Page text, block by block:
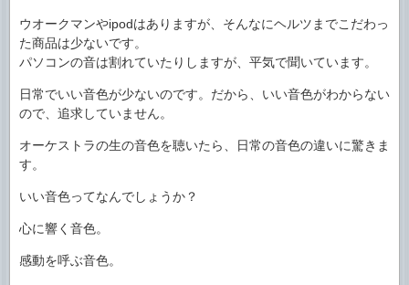
ウオークマンやipodはありますが、そんなにヘルツまでこだわっ
た商品は少ないです。
パソコンの音は割れていたりしますが、平気で聞いています。
日常でいい音色が少ないのです。だから、いい音色がわからない
ので、追求していません。
オーケストラの生の音色を聴いたら、日常の音色の違いに驚きま
す。
いい音色ってなんでしょうか？
心に響く音色。
感動を呼ぶ音色。